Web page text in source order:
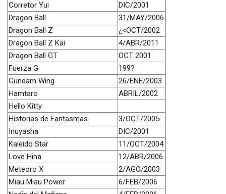
Corretor Yui
DIC/2001
Dragon Ball
31/MAY/2006
Dragon Ball Z
¿<OCT/2002
Dragon Ball Z Kai
4/ABR/2011
Dragon Ball GT
OCT 2001
Fuerza G
199?
Gundam Wing
26/ENE/2003
Hamtaro
ABRIL/2002
Hello Kitty
Historias de Fantasmas
3/OCT/2005
Inuyasha
DIC/2001
Kaleido Star
11/OCT/2004
Love Hina
12/ABR/2006
Meteoro X
2/AGO/2003
Miau Miau Power
6/FEB/2006